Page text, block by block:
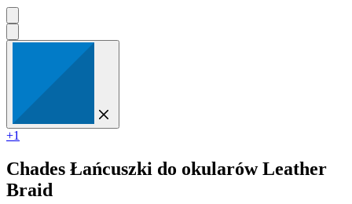
+1
Chades Łańcuszki do okularów Leather
Braid